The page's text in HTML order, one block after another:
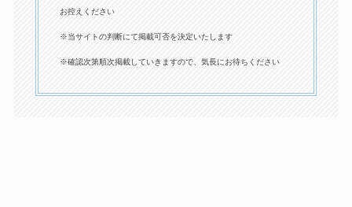
お控えください
※当サイトの判断にて掲載可否を決定いたします
※確認次第順次掲載していきますので、気長にお待ちください